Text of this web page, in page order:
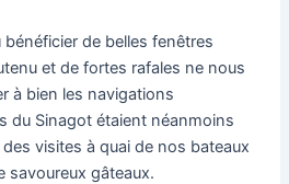
de belles fenêtres
et de fortes rafales ne nous
à bien les navigations
du Sinagot étaient néanmoins
visites à quai de nos bateaux
savoureux gâteaux.